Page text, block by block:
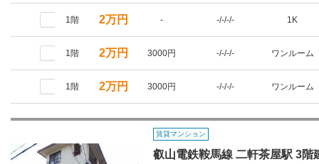
1階 2万円 - -/-/-/- 1K
1階 2万円 3000円 -/-/-/- ワンルーム
1階 2万円 3000円 -/-/-/- ワンルーム
賃貸マンション
叡山電鉄鞍馬線 二軒茶屋駅 3階